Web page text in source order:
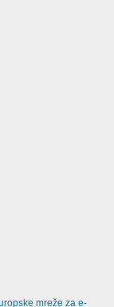
mreže za e-